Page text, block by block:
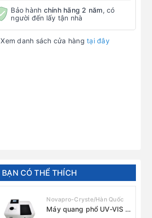
Bảo hành chính hãng 2 năm, có
người đến lấy tận nhà
Xem danh sách cửa hàng tại đây
BẠN CÓ THỂ THÍCH
Novapro-Cryste/Hàn Quốc
Máy quang phổ UV-VIS 1